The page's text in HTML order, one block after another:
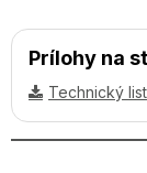
Prílohy na
Technický list